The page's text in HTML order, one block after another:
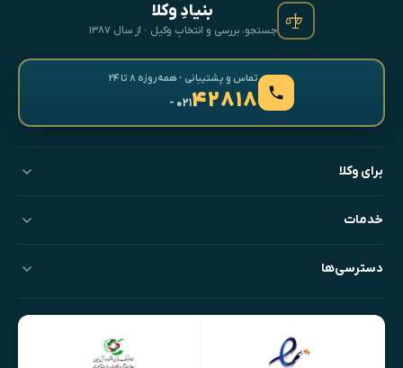
بنیادِ وکلا
جستجو، بررسی و انتخابِ وکیل · از سال ۱۳۸۷
تماس و پشتیبانی · همه‌روزه ۸ تا ۲۴
۴۲۸۱۸- ۰۲۱
برای وکلا
خدمات
دسترسی‌ها